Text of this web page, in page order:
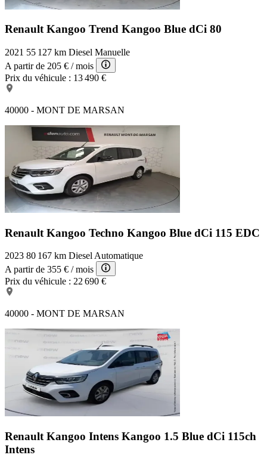
Renault Kangoo Trend Kangoo Blue dCi 80
2021 55 127 km Diesel Manuelle
A partir de 205 € / mois
Prix du véhicule : 13 490 €
40000 - MONT DE MARSAN
Renault Kangoo Techno Kangoo Blue dCi 115 EDC
2023 80 167 km DieselAutomatique
A partir de 355 € / mois
Prix du véhicule : 22 690 €
40000 - MONT DE MARSAN
Renault Kangoo Intens Kangoo 1.5 Blue dCi 115ch
Intens